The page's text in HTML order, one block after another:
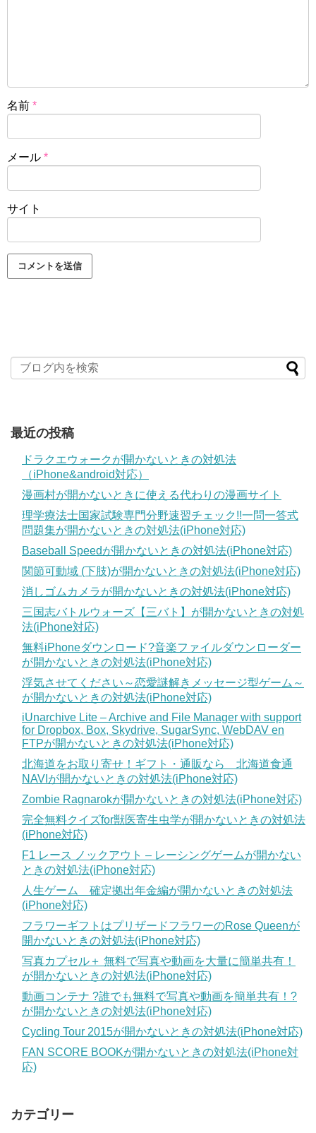
名前 *
メール *
サイト
最近の投稿
ドラクエウォークが開かないときの対処法
（iPhone&android対応）
漫画村が開かないときに使える代わりの漫画サイト
理学療法士国家試験専門分野速習チェック!!一問一答式
問題集が開かないときの対処法(iPhone対応)
Baseball Speedが開かないときの対処法(iPhone対応)
関節可動域 (下肢)が開かないときの対処法(iPhone対応)
消しゴムカメラが開かないときの対処法(iPhone対応)
三国志バトルウォーズ【三バト】が開かないときの対処
法(iPhone対応)
無料iPhoneダウンロード?音楽ファイルダウンローダー
が開かないときの対処法(iPhone対応)
浮気させてください～恋愛謎解きメッセージ型ゲーム～
が開かないときの対処法(iPhone対応)
iUnarchive Lite – Archive and File Manager with support
for Dropbox, Box, Skydrive, SugarSync, WebDAV en
FTPが開かないときの対処法(iPhone対応)
北海道をお取り寄せ！ギフト・通販なら 北海道食通
NAVIが開かないときの対処法(iPhone対応)
Zombie Ragnarokが開かないときの対処法(iPhone対応)
完全無料クイズfor獣医寄生虫学が開かないときの対処法
(iPhone対応)
F1 レース ノックアウト – レーシングゲームが開かない
ときの対処法(iPhone対応)
人生ゲーム 確定拠出年金編が開かないときの対処法
(iPhone対応)
フラワーギフトはプリザードフラワーのRose Queenが
開かないときの対処法(iPhone対応)
写真カプセル＋ 無料で写真や動画を大量に簡単共有！
が開かないときの対処法(iPhone対応)
動画コンテナ ?誰でも無料で写真や動画を簡単共有！?
が開かないときの対処法(iPhone対応)
Cycling Tour 2015が開かないときの対処法(iPhone対応)
FAN SCORE BOOKが開かないときの対処法(iPhone対
応)
カテゴリー